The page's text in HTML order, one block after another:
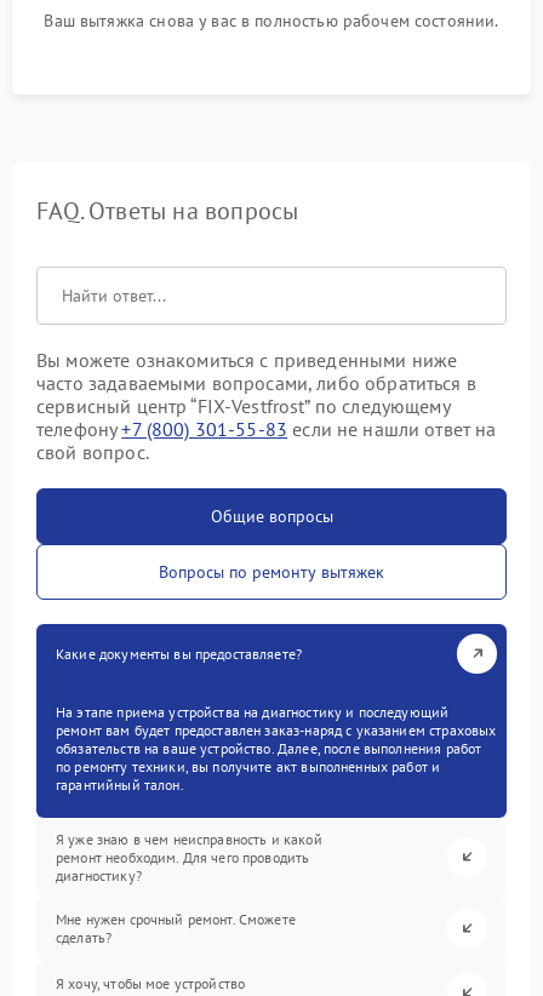
Ваш вытяжка снова у вас в полностью рабочем состоянии.
FAQ. Ответы на вопросы
Вы можете ознакомиться с приведенными ниже
часто задаваемыми вопросами, либо обратиться в
сервисный центр “FIX-Vestfrost” по следующему
телефону+7 (800) 301-55-83 если не нашли ответ на
свой вопрос.
Общие вопросы
Вопросы по ремонту вытяжек
Какие документы вы предоставляете?
На этапе приема устройства на диагностику и последующий
ремонт вам будет предоставлен заказ-наряд с указанием страховых
обязательств на ваше устройство. Далее, после выполнения работ
по ремонту техники, вы получите акт выполненных работ и
гарантийный талон.
Я уже знаю в чем неисправность и какой
ремонт необходим. Для чего проводить
диагностику?
Мне нужен срочный ремонт. Сможете
сделать?
Я хочу, чтобы мое устройство